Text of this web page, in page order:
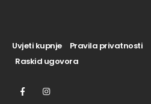
Uvjeti kupnje Pravila privatnosti
Raskid ugovora